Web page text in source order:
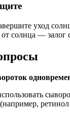
уход
солнца — залог